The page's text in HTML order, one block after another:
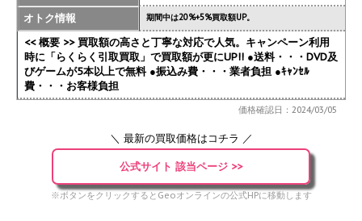
オトク情報 期間中は20%+5%買取額UP。
<< 概要 >> 買取額の高さと丁寧な対応で人気。キャンペーン利用
時に「らくらく引取買取」で買取額が更にUP!! ●送料・・・DVD及
びゲームが5本以上で無料 ●振込み費・・・業者負担 ●ｷｬﾝｾﾙ
費・・・お客様負担
価格確認日：2024/03/05
＼ 最新の買取価格はコチラ ／
公式サイト 該当ページ >>
※ボタンをクリックするとGeoオンラインの公式HPに移動します